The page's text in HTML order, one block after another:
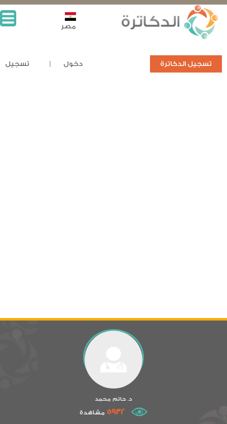
تسجيل الدكاترة دخول تسجيل
مصر
د. حاتم محمد
5932 مشاهدة